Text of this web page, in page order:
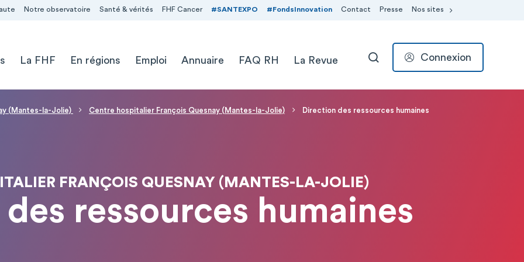
Notre observatoire Santé & vérités FHF Cancer #SANTEXPO #FondsInnovation Contact Presse Nos sites
La FHF En régions Emploi Annuaire FAQ RH La Revue RECHERCHER
Connexion
(Mantes-la-Jolie) Centre hospitalier François Quesnay (Mantes-la-Jolie) Direction des ressources humaines
FRANÇOIS QUESNAY (MANTES-LA-JOLIE)
ressources humaines